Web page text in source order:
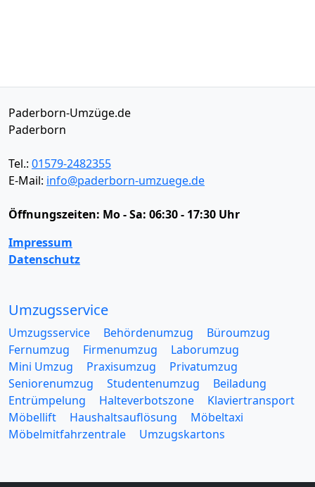
Paderborn-Umzüge.de
Paderborn
Tel.: 01579-2482355
E-Mail: info@paderborn-umzuege.de
Öffnungszeiten: Mo - Sa: 06:30 - 17:30 Uhr
Impressum
Datenschutz
Umzugsservice
Umzugsservice Behördenumzug
Büroumzug
Fernumzug
Firmenumzug
Laborumzug
Mini Umzug
Praxisumzug
Privatumzug
Seniorenumzug
Studentenumzug
Beiladung
Entrümpelung
Halteverbotszone
Klaviertransport
Möbellift
Haushaltsauflösung
Möbeltaxi
Möbelmitfahrzentrale
Umzugskartons